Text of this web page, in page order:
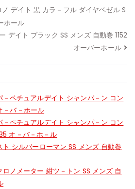
デイト 黒 カラ－フル ダイヤベゼル S
ホール
デイト ブラック SS メンズ 自動巻 1152
オーバーホール
ペチュアルデイト シャンパ－ン コン
－バ－ホール
ペチュアルデイト シャンパ－ン コン
オ－バ－ホ－ル
シルバーローマン SS メンズ 自動巻
ノメーター 紺ツ－トン SS メンズ 自